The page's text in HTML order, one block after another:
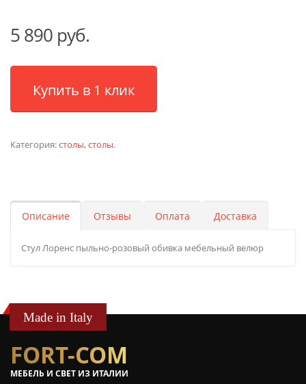
5 890 руб.
Купить в 1 клик
Категория:столы,столы.
Описание Отзывы Оплата Доставка
Стул Лоренс пыльно-розовый обивка мебельный велюр
Made in Italy
FORT-COM
МЕБЕЛЬ И СВЕТ ИЗ ИТАЛИИ